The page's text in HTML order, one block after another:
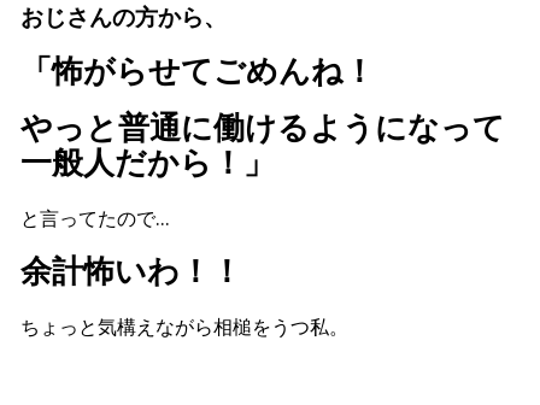
おじさんの方から、
「怖がらせてごめんね！
やっと普通に働けるようになって
一般人だから！」
と言ってたので…
余計怖いわ！！
ちょっと気構えながら相槌をうつ私。